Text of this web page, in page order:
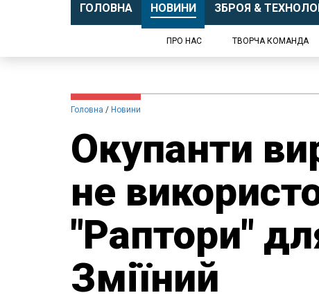
ГОЛОВНА НОВИНИ ЗБРОЯ &
ПРО НАС ТВОРЧА КОМАНДА
Головна Новини
Окупанти
не
"Раптори"
Зміїний